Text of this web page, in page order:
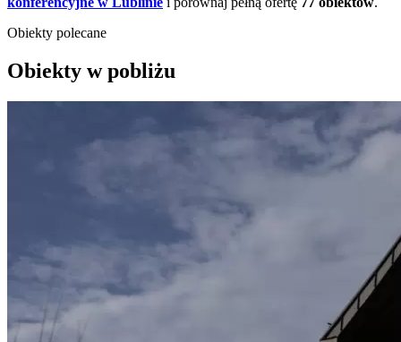
Obiekty polecane
Obiekty w pobliżu